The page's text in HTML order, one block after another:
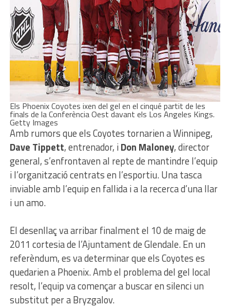
Els Phoenix Coyotes ixen del gel en el cinqué partit de les
finals de la Conferència Oest davant els Los Angeles Kings.
Getty Images
Amb rumors que els Coyotes tornarien a Winnipeg,
Dave Tippett, entrenador, iDon Maloney, director
general, s’enfrontaven al repte de mantindre l’equip
i l’organització centrats en l’esportiu. Una tasca
inviable amb l’equip en fallida i a la recerca d’una llar
i un amo.
El desenllaç va arribar finalment el 10 de maig de
2011 cortesia de l’Ajuntament de Glendale. En un
referèndum, es va determinar que els Coyotes es
quedarien a Phoenix. Amb el problema del gel local
resolt, l’equip va començar a buscar en silenci un
substitut per a Bryzgalov.